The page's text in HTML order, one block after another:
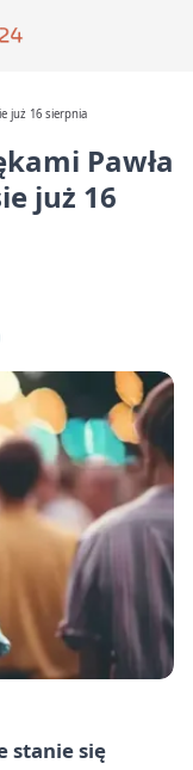
już 16 sierpnia
Pawła
już 16
stanie się